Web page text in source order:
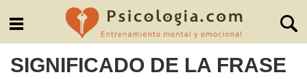
SIGNIFICADO DE LA FRASE